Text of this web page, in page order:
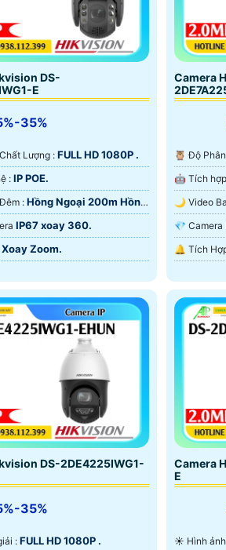
5MP tích hợp MIC,Hồng ngoại 30m,
hikvision giá rẻ chỉ đáp ứng
color dể giám sát có màu
DS-
E
35%
Chất Lượng : FULL HD 1080P .
🕉️ Công Nghệ : IP POE.
⭐ Nhìn Ban Đêm : Hồng Ngoại 200m Hồng
IR.IP67 xoay 360.
Xoay Zoom.
Camera
🦉 Độ
Hồng
💎
DS-2DE4225IWG1-
35%
: FULL HD 1080P .
Camera
E
☀️ Hình